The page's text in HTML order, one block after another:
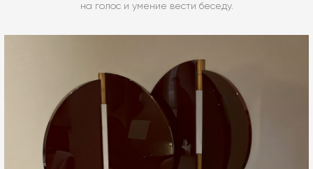
на голос и умение вести беседу.